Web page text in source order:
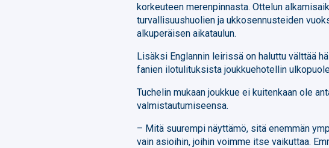
korkeuteen merenpinnasta. Ottelun
turvallisuushuolien ja ukkosennusteiden
alkuperäisen aikataulun.
Lisäksi Englannin leirissä on haluttu välttää
fanien ilotulituksista joukkuehotellin
Tuchelin mukaan joukkue ei kuitenkaan ole
valmistautumiseensa.
– Mitä suurempi näyttämö, sitä enemmän
vain asioihin, joihin voimme itse vaikuttaa.